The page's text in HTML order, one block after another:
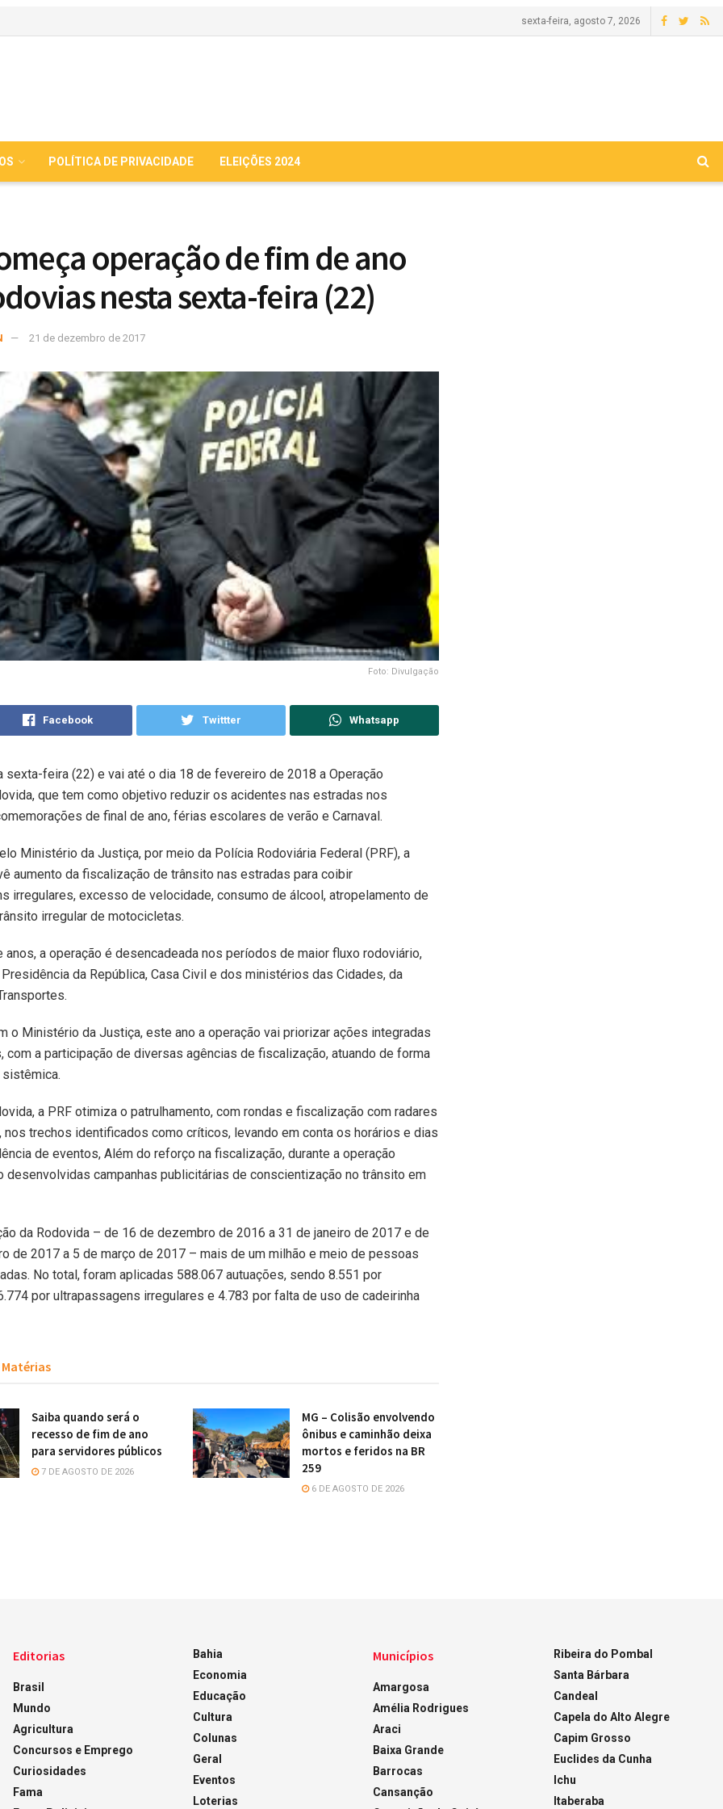
sexta-feira, agosto 7, 2026
POLÍTICA DE PRIVACIDADE ELEIÇÕES 2024
operação de fim de ano
nesta sexta-feira (22)
21 de dezembro de 2017
Foto: Divulgação
Facebook Twittter Whatsapp
sexta-feira (22) e vai até o dia 18 de fevereiro de 2018 a Operação
que tem como objetivo reduzir os acidentes nas estradas nos
de final de ano, férias escolares de verão e Carnaval.
Ministério da Justiça, por meio da Polícia Rodoviária Federal (PRF), a
aumento da fiscalização de trânsito nas estradas para coibir
irregulares, excesso de velocidade, consumo de álcool, atropelamento de
irregular de motocicletas.
anos, a operação é desencadeada nos períodos de maior fluxo rodoviário,
da República, Casa Civil e dos ministérios das Cidades, da
o Ministério da Justiça, este ano a operação vai priorizar ações integradas
com a participação de diversas agências de fiscalização, atuando de forma
a PRF otimiza o patrulhamento, com rondas e fiscalização com radares
nos trechos identificados como críticos, levando em conta os horários e dias
de eventos, Além do reforço na fiscalização, durante a operação
desenvolvidas campanhas publicitárias de conscientização no trânsito em
da Rodovida – de 16 de dezembro de 2016 a 31 de janeiro de 2017 e de
de 2017 a 5 de março de 2017 – mais de um milhão e meio de pessoas
No total, foram aplicadas 588.067 autuações, sendo 8.551 por
por ultrapassagens irregulares e 4.783 por falta de uso de cadeirinha
Matérias
Saiba quando será o
recesso de fim de ano
para servidores públicos
7 DE AGOSTO DE 2026
MG – Colisão envolvendo
ônibus e caminhão deixa
mortos e feridos na BR
259
6 DE AGOSTO DE 2026
Editorias
Brasil
Mundo
Agricultura
Concursos e Emprego
Curiosidades
Fama
Bahia
Economia
Educação
Cultura
Colunas
Geral
Eventos
Loterias
Municípios
Amargosa
Amélia Rodrigues
Araci
Baixa Grande
Barrocas
Cansanção
Ribeira do Pombal
Santa Bárbara
Candeal
Capela do Alto Alegre
Capim Grosso
Euclides da Cunha
Ichu
Itaberaba